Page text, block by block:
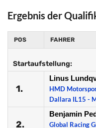
Ergebnis der
POS FAHRER
Startaufstellung:
1.
Linus
HMD
Dallara IL15 -
2.
Benjamin
Global Racing